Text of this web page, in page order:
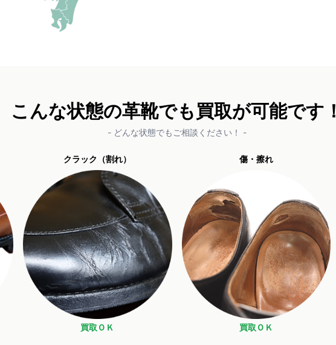
こんな状態の革靴でも買取が可能です！
- どんな状態でもご相談ください！ -
クラック（割れ）
買取ＯＫ
傷・擦れ
買取ＯＫ